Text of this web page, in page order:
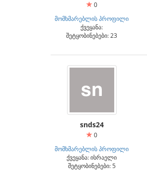
0
მომხმარებლის პროფილი
ქვეყანა:
შეტყობინებები: 23
snds24
0
მომხმარებლის პროფილი
ქვეყანა: ისრაელი
შეტყობინებები: 5